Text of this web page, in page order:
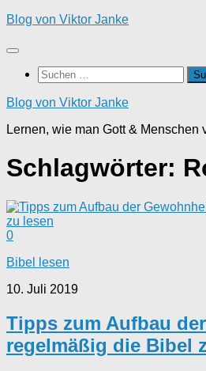
Zum
springen
Blog von Viktor Janke
Suchen
nach:
Blog von Viktor Janke
Lernen, wie man Gott & Menschen
Schlagwörter:
0
Bibel lesen
10. Juli 2019
Tipps zum Aufbau
regelmäßig die Bibel